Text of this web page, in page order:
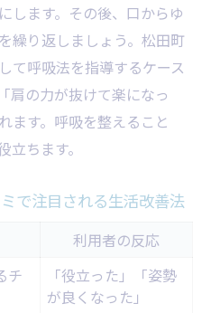
します。その後、口からゆ
繰り返しましょう。松田町
て呼吸法を指導するケース
肩の力が抜けて楽になっ
ます。呼吸を整えること
ちます。
で注目される生活改善法
利用者の反応
チ
「役立った」「姿勢
が良くなった」